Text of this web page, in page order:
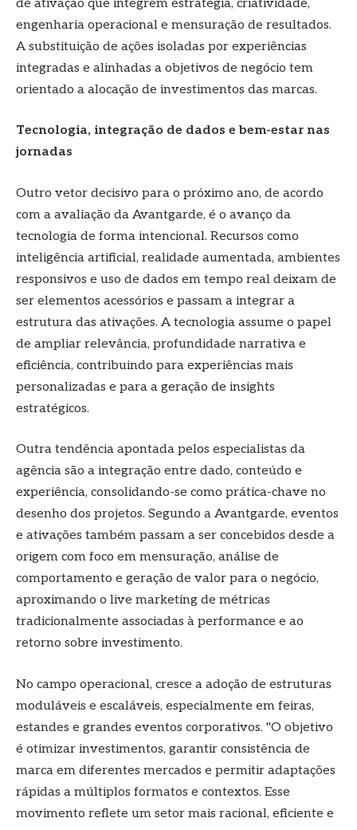
de ativação que integrem estratégia, criatividade,
engenharia operacional e mensuração de resultados.
A substituição de ações isoladas por experiências
integradas e alinhadas a objetivos de negócio tem
orientado a alocação de investimentos das marcas.
Tecnologia, integração de dados e bem-estar nas
jornadas
Outro vetor decisivo para o próximo ano, de acordo
com a avaliação da Avantgarde, é o avanço da
tecnologia de forma intencional. Recursos como
inteligência artificial, realidade aumentada, ambientes
responsivos e uso de dados em tempo real deixam de
ser elementos acessórios e passam a integrar a
estrutura das ativações. A tecnologia assume o papel
de ampliar relevância, profundidade narrativa e
eficiência, contribuindo para experiências mais
personalizadas e para a geração de insights
estratégicos.
Outra tendência apontada pelos especialistas da
agência são a integração entre dado, conteúdo e
experiência, consolidando-se como prática-chave no
desenho dos projetos. Segundo a Avantgarde, eventos
e ativações também passam a ser concebidos desde a
origem com foco em mensuração, análise de
comportamento e geração de valor para o negócio,
aproximando o live marketing de métricas
tradicionalmente associadas à performance e ao
retorno sobre investimento.
No campo operacional, cresce a adoção de estruturas
moduláveis e escaláveis, especialmente em feiras,
estandes e grandes eventos corporativos. "O objetivo
é otimizar investimentos, garantir consistência de
marca em diferentes mercados e permitir adaptações
rápidas a múltiplos formatos e contextos. Esse
movimento reflete um setor mais racional, eficiente e